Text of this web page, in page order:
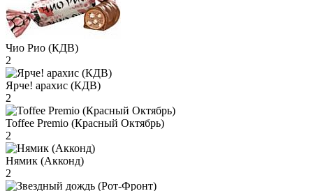
Чио Рио (КДВ)
2
Ярче! арахис (КДВ)
2
Toffee Premio (Красный Октябрь)
2
Нямик (Акконд)
2